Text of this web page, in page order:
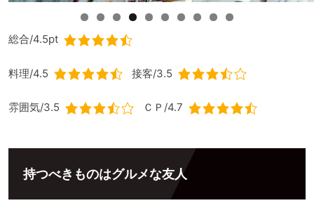
総合/4.5pt
料理/4.5 接客/3.5
雰囲気/3.5 ＣＰ/4.7
持つべきものはグルメな友人